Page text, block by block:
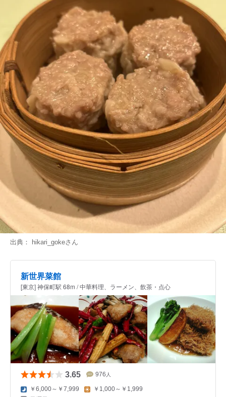
出典： hikari_gokeさん
新世界菜館
[東京] 神保町駅 68m / 中華料理、ラーメン、飲茶・点心
3.65 976 人
￥6,000～￥7,999 ￥1,000～￥1,999